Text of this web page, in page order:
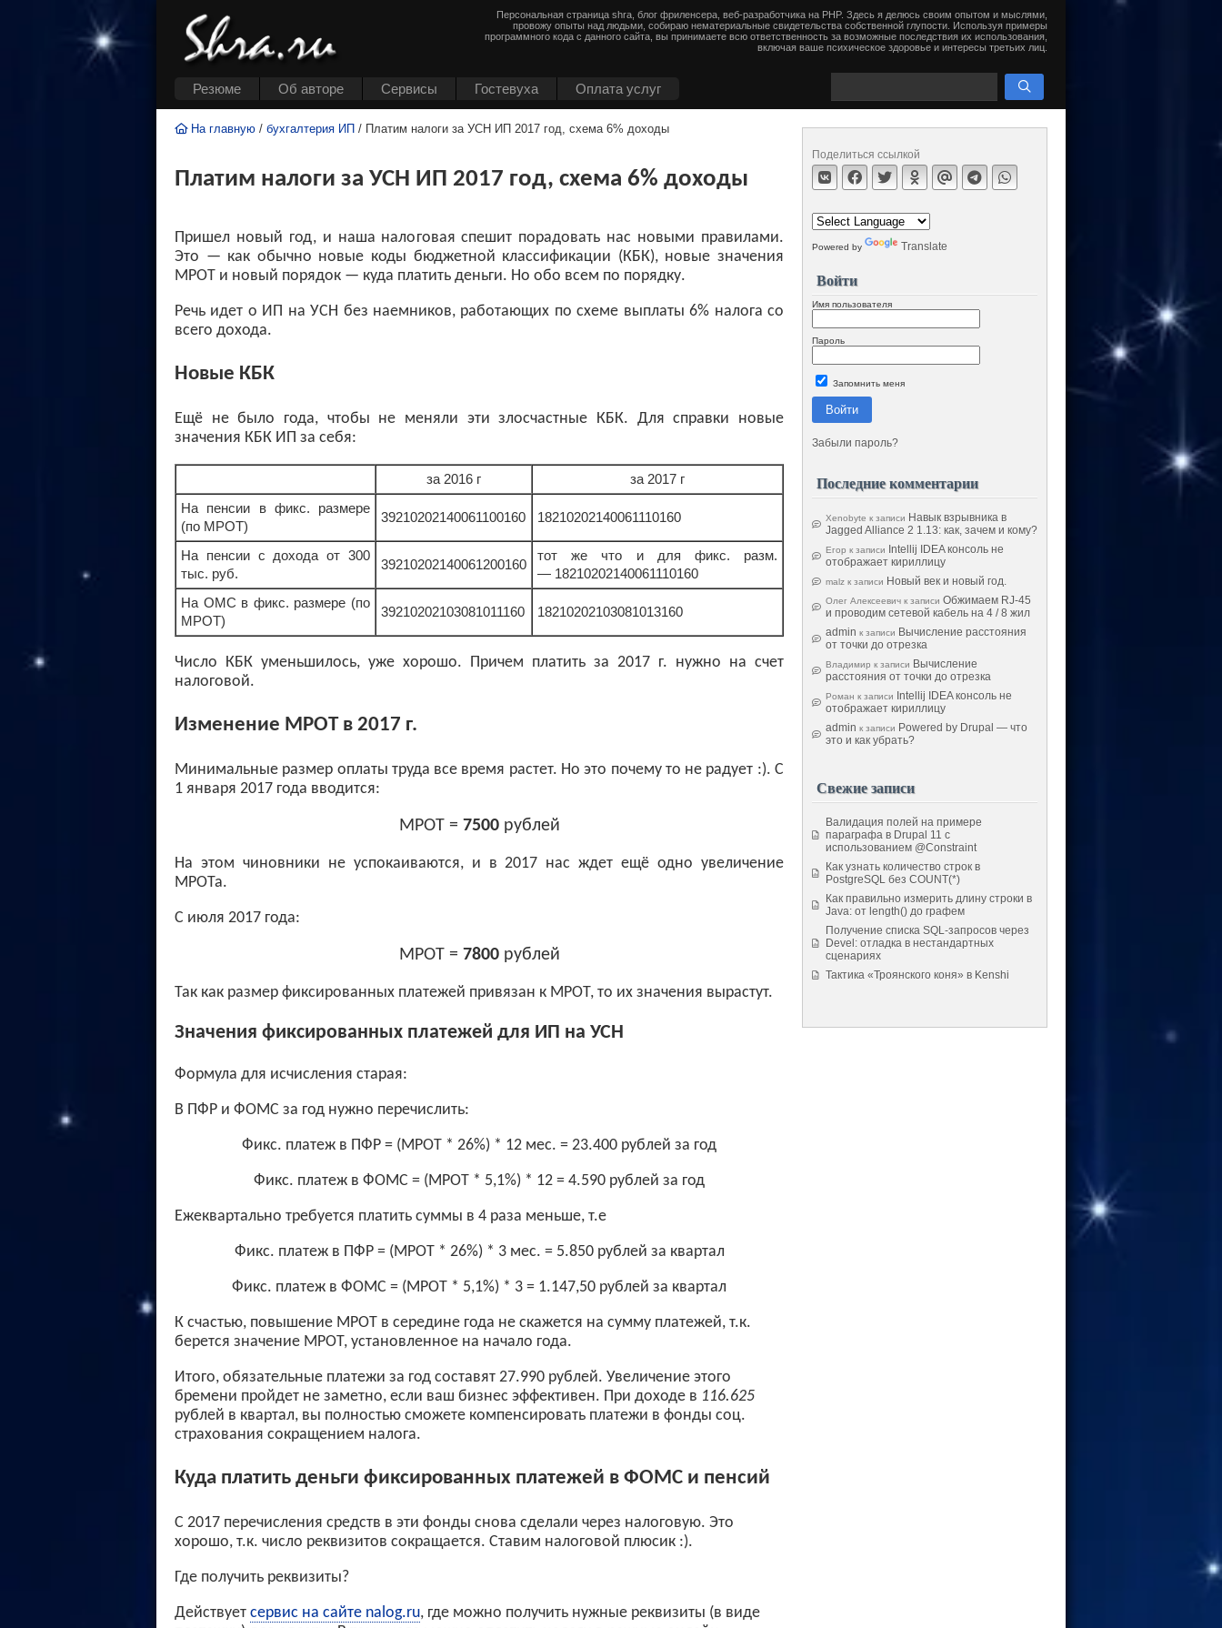
Резюме Об авторе Cервисы Гостевуха Оплата услуг
Персональная страница shra, блог фриленсера, веб-разработчика на PHP. Здесь я делюсь своим опытом и мыслями,
провожу опыты над людьми, собираю нематериальные свидетельства собственной глупости. Используя примеры
программного кода с данного сайта, вы принимаете всю ответственность за возможные последствия их использования,
включая ваше психическое здоровье и интересы третьих лиц.
На главную / бухгалтерия ИП / Платим налоги за УСН ИП 2017 год, схема 6% доходы
Платим налоги за УСН ИП 2017 год, схема 6% доходы
Пришел новый год, и наша налоговая спешит порадовать нас новыми правилами.
Это — как обычно новые коды бюджетной классификации (КБК), новые значения
МРОТ и новый порядок — куда платить деньги. Но обо всем по порядку.
Речь идет о ИП на УСН без наемников, работающих по схеме выплаты 6% налога со
всего дохода.
Новые КБК
Ещё не было года, чтобы не меняли эти злосчастные КБК. Для справки новые
значения КБК ИП за себя:
за 2016 г
за 2017 г
На пенсии в фикс. размере
(по МРОТ)
39210202140061100160 18210202140061110160
На пенсии с дохода от 300
тыс. руб.
39210202140061200160
тот же что и для фикс. разм.
— 18210202140061110160
На ОМС в фикс. размере (по
МРОТ)
39210202103081011160 18210202103081013160
Число КБК уменьшилось, уже хорошо. Причем платить за 2017 г. нужно на счет
налоговой.
Изменение МРОТ в 2017 г.
Минимальные размер оплаты труда все время растет. Но это почему то не радует :). C
1 января 2017 года вводится:
МРОТ = 7500рублей
На этом чиновники не успокаиваются, и в 2017 нас ждет ещё одно увеличение
МРОТа.
С июля 2017 года:
МРОТ = 7800рублей
Так как размер фиксированных платежей привязан к МРОТ, то их значения вырастут.
Значения фиксированных платежей для ИП на УСН
Формула для исчисления старая:
В ПФР и ФОМС за год нужно перечислить:
Фикс. платеж в ПФР = (МРОТ * 26%) * 12 мес. = 23.400 рублей за год
Фикс. платеж в ФОМС = (МРОТ * 5,1%) * 12 = 4.590 рублей за год
Ежеквартально требуется платить суммы в 4 раза меньше, т.е
Фикс. платеж в ПФР = (МРОТ * 26%) * 3 мес. = 5.850 рублей за квартал
Фикс. платеж в ФОМС = (МРОТ * 5,1%) * 3 = 1.147,50 рублей за квартал
К счастью, повышение МРОТ в середине года не скажется на сумму платежей, т.к.
берется значение МРОТ, установленное на начало года.
Итого, обязательные платежи за год составят 27.990 рублей. Увеличение этого
бремени пройдет не заметно, если ваш бизнес эффективен. При доходе в 116.625
рублей в квартал, вы полностью сможете компенсировать платежи в фонды соц.
страхования сокращением налога.
Куда платить деньги фиксированных платежей в ФОМС и пенсий
С 2017 перечисления средств в эти фонды снова сделали через налоговую. Это
хорошо, т.к. число реквизитов сокращается. Ставим налоговой плюсик :).
Где получить реквизиты?
Действует сервис на сайте nalog.ru, где можно получить нужные реквизиты (в виде
Поделиться ссылкой
Powered by Translate
Войти
Имя пользователя
Пароль
Запомнить меня
Войти
Забыли пароль?
Последние комментарии
Xenobyte к записи Навык взрывника в
Jagged Alliance 2 1.13: как, зачем и кому?
Егор к записи
Intellij IDEA консоль не
отображает кириллицу
malz к записи Новый век и новый год.
Олег Алексеевич к записи Обжимаем RJ-45
и проводим сетевой кабель на 4 / 8 жил
admin к записи Вычисление расстояния
от точки до отрезка
Владимир к записи Вычисление
расстояния от точки до отрезка
Роман к записи
Intellij IDEA консоль не
отображает кириллицу
admin к записи Powered by Drupal — что
это и как убрать?
Свежие записи
Валидация полей на примере
параграфа в Drupal 11 с
использованием @Constraint
Как узнать количество строк в
PostgreSQL без COUNT(*)
Как правильно измерить длину строки в
Java: от length() до графем
Получение списка SQL-запросов через
Devel: отладка в нестандартных
сценариях
Тактика «Троянского коня» в Kenshi